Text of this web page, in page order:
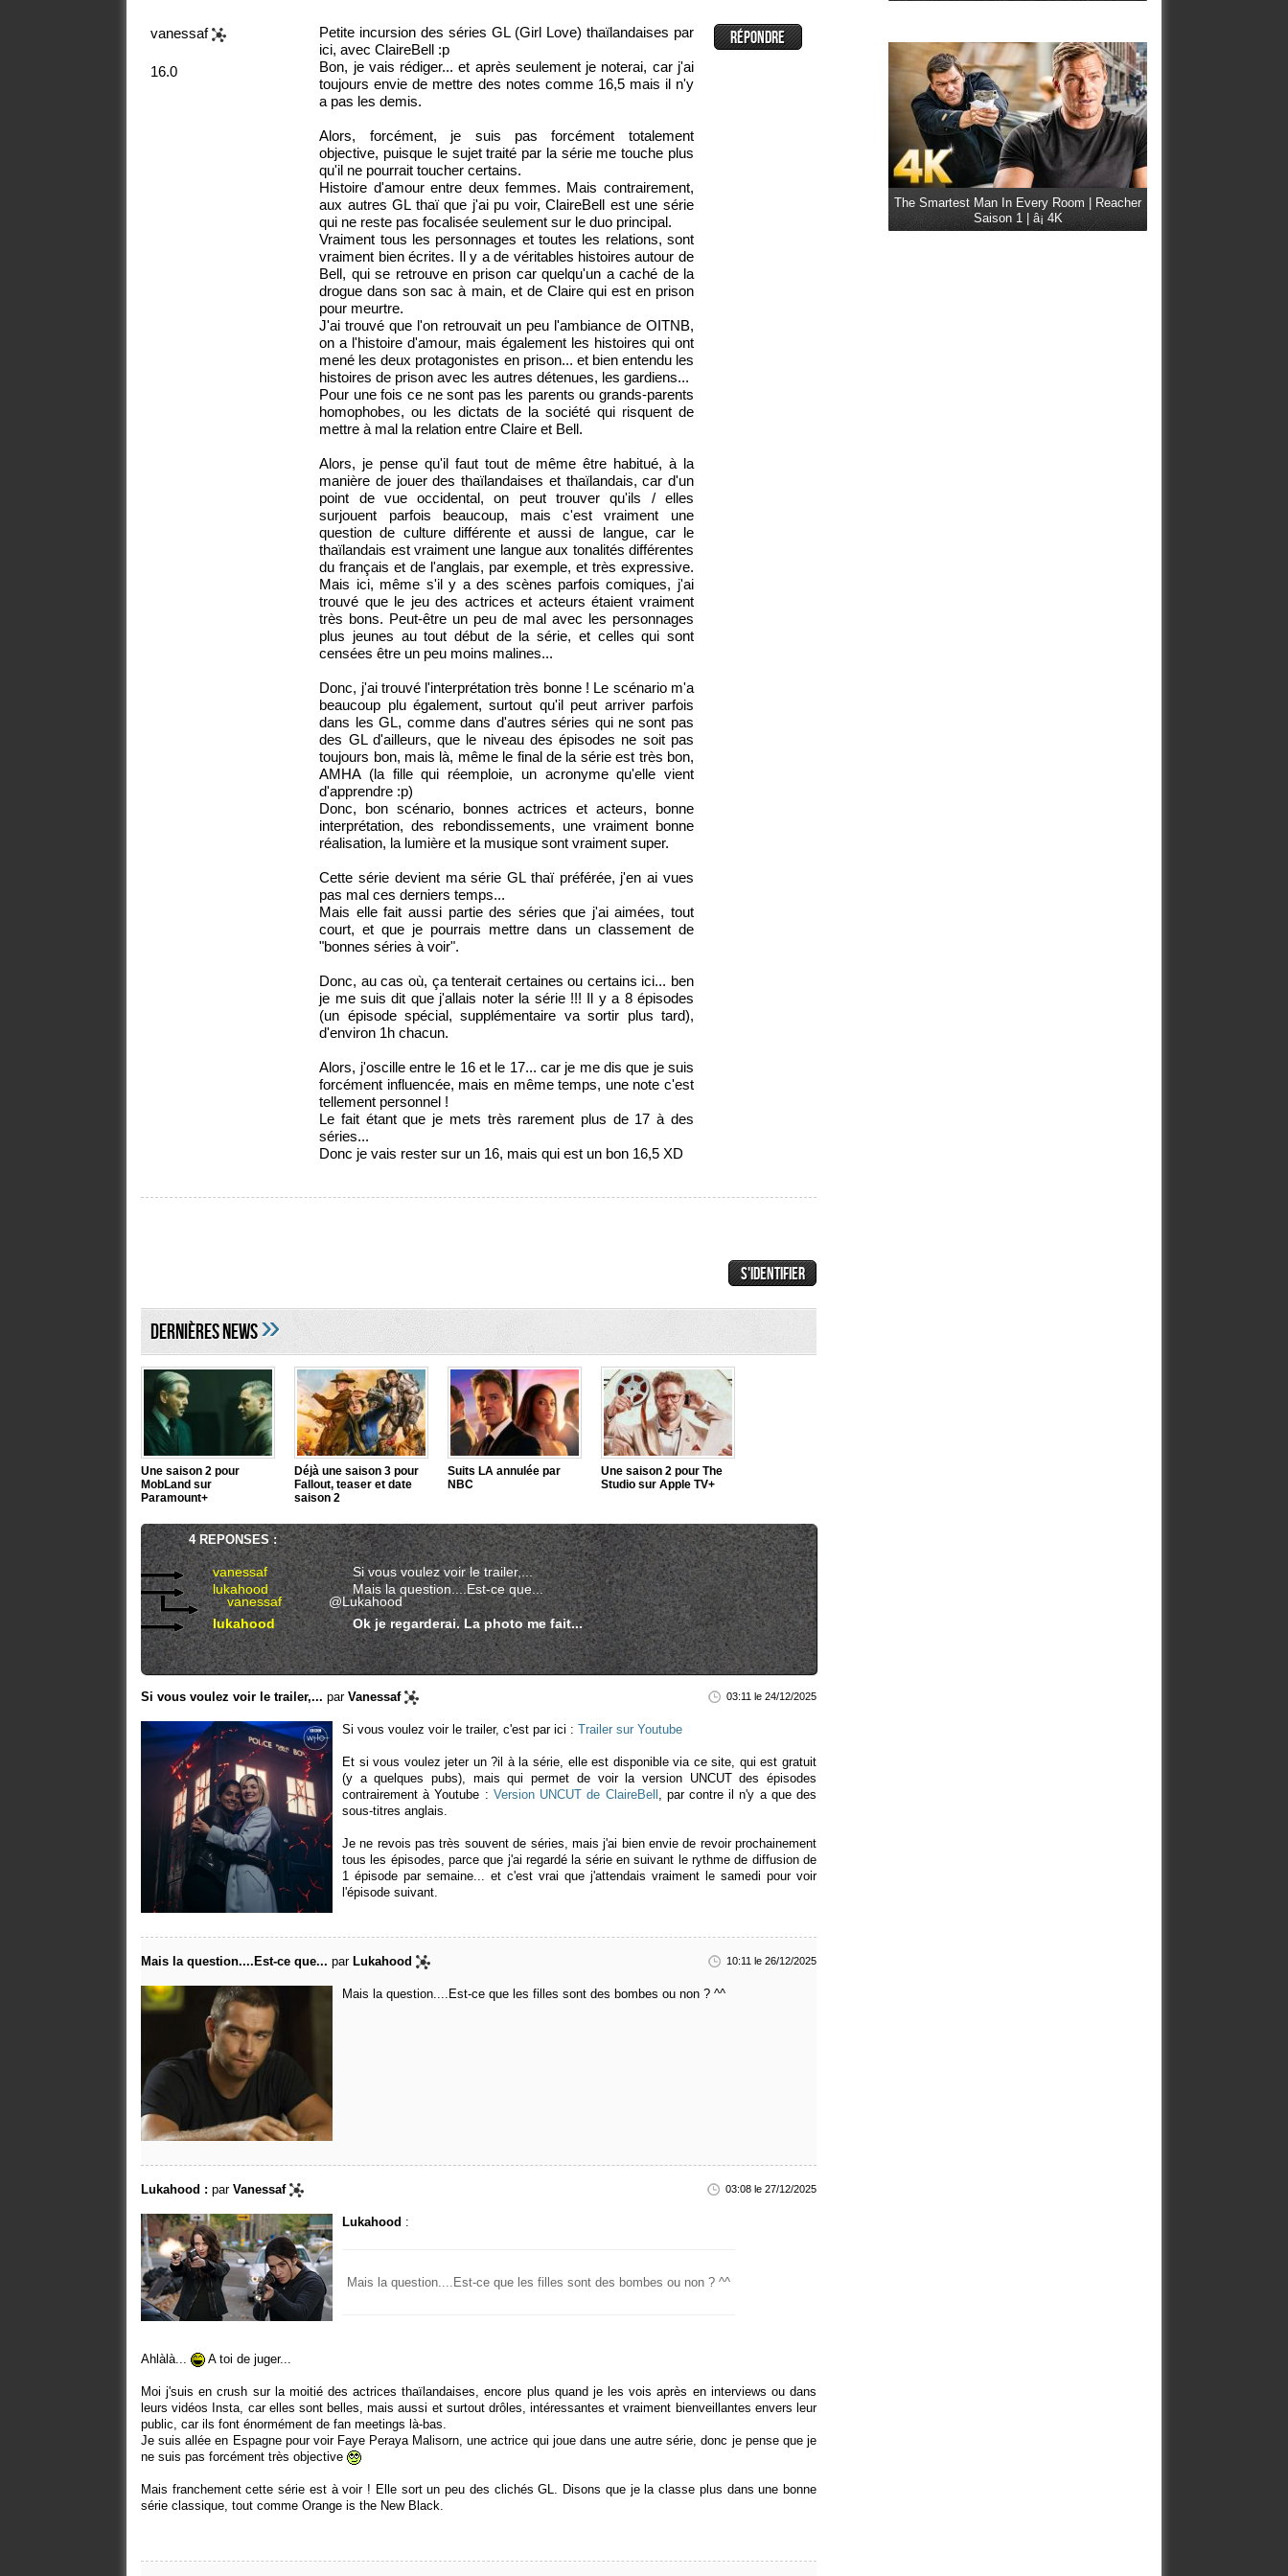
vanessaf
16.0
Petite incursion des séries GL (Girl Love) thaïlandaises par
ici, avec ClaireBell :p
Bon, je vais rédiger... et après seulement je noterai, car j'ai
toujours envie de mettre des notes comme 16,5 mais il n'y
a pas les demis.
Alors, forcément, je suis pas forcément totalement
objective, puisque le sujet traité par la série me touche plus
qu'il ne pourrait toucher certains.
Histoire d'amour entre deux femmes. Mais contrairement,
aux autres GL thaï que j'ai pu voir, ClaireBell est une série
qui ne reste pas focalisée seulement sur le duo principal.
Vraiment tous les personnages et toutes les relations, sont
vraiment bien écrites. Il y a de véritables histoires autour de
Bell, qui se retrouve en prison car quelqu'un a caché de la
drogue dans son sac à main, et de Claire qui est en prison
pour meurtre.
J'ai trouvé que l'on retrouvait un peu l'ambiance de OITNB,
on a l'histoire d'amour, mais également les histoires qui ont
mené les deux protagonistes en prison... et bien entendu les
histoires de prison avec les autres détenues, les gardiens...
Pour une fois ce ne sont pas les parents ou grands-parents
homophobes, ou les dictats de la société qui risquent de
mettre à mal la relation entre Claire et Bell.
Alors, je pense qu'il faut tout de même être habitué, à la
manière de jouer des thaïlandaises et thaïlandais, car d'un
point de vue occidental, on peut trouver qu'ils / elles
surjouent parfois beaucoup, mais c'est vraiment une
question de culture différente et aussi de langue, car le
thaïlandais est vraiment une langue aux tonalités différentes
du français et de l'anglais, par exemple, et très expressive.
Mais ici, même s'il y a des scènes parfois comiques, j'ai
trouvé que le jeu des actrices et acteurs étaient vraiment
très bons. Peut-être un peu de mal avec les personnages
plus jeunes au tout début de la série, et celles qui sont
censées être un peu moins malines...
Donc, j'ai trouvé l'interprétation très bonne ! Le scénario m'a
beaucoup plu également, surtout qu'il peut arriver parfois
dans les GL, comme dans d'autres séries qui ne sont pas
des GL d'ailleurs, que le niveau des épisodes ne soit pas
toujours bon, mais là, même le final de la série est très bon,
AMHA (la fille qui réemploie, un acronyme qu'elle vient
d'apprendre :p)
Donc, bon scénario, bonnes actrices et acteurs, bonne
interprétation, des rebondissements, une vraiment bonne
réalisation, la lumière et la musique sont vraiment super.
Cette série devient ma série GL thaï préférée, j'en ai vues
pas mal ces derniers temps...
Mais elle fait aussi partie des séries que j'ai aimées, tout
court, et que je pourrais mettre dans un classement de
"bonnes séries à voir".
Donc, au cas où, ça tenterait certaines ou certains ici... ben
je me suis dit que j'allais noter la série !!! Il y a 8 épisodes
(un épisode spécial, supplémentaire va sortir plus tard),
d'environ 1h chacun.
Alors, j'oscille entre le 16 et le 17... car je me dis que je suis
forcément influencée, mais en même temps, une note c'est
tellement personnel !
Le fait étant que je mets très rarement plus de 17 à des
séries...
Donc je vais rester sur un 16, mais qui est un bon 16,5 XD
DERNIÈRES NEWS»
Une saison 2 pour
MobLand sur
Paramount+
Déjà une saison 3 pour
Fallout, teaser et date
saison 2
Suits LA annulée par
NBC
Une saison 2 pour The
Studio sur Apple TV+
4 REPONSES :
vanessaf
Si vous voulez voir le trailer,...
lukahood
Mais la question....Est-ce que...
vanessaf
@Lukahood
lukahood
Ok je regarderai. La photo me fait...
Si vous voulez voir le trailer,... par Vanessaf 03:11 le 24/12/2025
Si vous voulez voir le trailer, c'est par ici : Trailer sur Youtube
Et si vous voulez jeter un ?il à la série, elle est disponible via ce site, qui est gratuit
(y a quelques pubs), mais qui permet de voir la version UNCUT des épisodes
contrairement à Youtube : Version UNCUT de ClaireBell , par contre il n'y a que des
sous-titres anglais.
Je ne revois pas très souvent de séries, mais j'ai bien envie de revoir prochainement
tous les épisodes, parce que j'ai regardé la série en suivant le rythme de diffusion de
1 épisode par semaine... et c'est vrai que j'attendais vraiment le samedi pour voir
l'épisode suivant.
Mais la question....Est-ce que... par Lukahood 10:11 le 26/12/2025
Mais la question....Est-ce que les filles sont des bombes ou non ? ^^
Lukahood : par Vanessaf 03:08 le 27/12/2025
Lukahood :
Mais la question....Est-ce que les filles sont des bombes ou non ? ^^
Ahlàlà... A toi de juger...
Moi j'suis en crush sur la moitié des actrices thaïlandaises, encore plus quand je les vois après en interviews ou dans
leurs vidéos Insta, car elles sont belles, mais aussi et surtout drôles, intéressantes et vraiment bienveillantes envers leur
public, car ils font énormément de fan meetings là-bas.
Je suis allée en Espagne pour voir Faye Peraya Malisorn, une actrice qui joue dans une autre série, donc je pense que je
ne suis pas forcément très objective
Mais franchement cette série est à voir ! Elle sort un peu des clichés GL. Disons que je la classe plus dans une bonne
série classique, tout comme Orange is the New Black.
The Smartest Man In Every Room | Reacher
Saison 1 | â¡ 4K